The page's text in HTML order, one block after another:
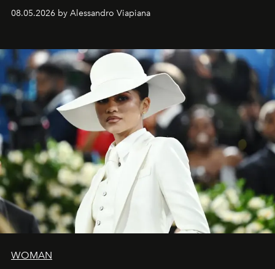
fragrances. L’une des opérations de style les plus
08.05.2026 by Alessandro Viapiana
WOMAN